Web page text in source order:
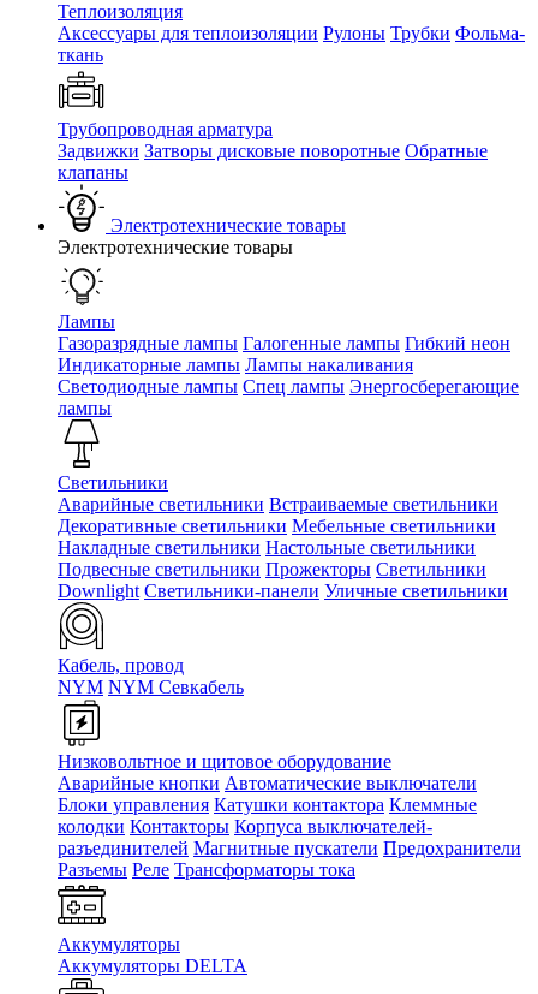
Теплоизоляция
Аксессуары для теплоизоляции Рулоны Трубки Фольма-
ткань
Трубопроводная арматура
Задвижки Затворы дисковые поворотные Обратные
клапаны
Электротехнические товары
Электротехнические товары
Лампы
Газоразрядные лампы Галогенные лампы Гибкий неон
Индикаторные лампы Лампы накаливания
Светодиодные лампы Спец лампы Энергосберегающие
лампы
Светильники
Аварийные светильники Встраиваемые светильники
Декоративные светильники Мебельные светильники
Накладные светильники Настольные светильники
Подвесные светильники Прожекторы Светильники
Downlight Светильники-панели Уличные светильники
Кабель, провод
NYM NYM Севкабель
Низковольтное и щитовое оборудование
Аварийные кнопки Автоматические выключатели
Блоки управления Катушки контактора Клеммные
колодки Контакторы Корпуса выключателей-
разъединителей Магнитные пускатели Предохранители
Разъемы Реле Трансформаторы тока
Аккумуляторы
Аккумуляторы DELTA